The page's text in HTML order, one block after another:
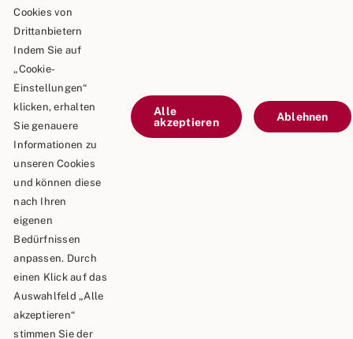
73469 Riesbürg
Telefon: 0 90 81 / 75 73
Telefax: 0 90 81 / 75 52
E-Mail: info@schaeble-team.de
Kontaktieren Sie uns
Impressum
Datenschutz
Copyright © 2026 | Schäble TEAM GmbH & Co.KG
Cookies von
Drittanbietern
Indem Sie auf
„Cookie-
Einstellungen“
klicken, erhalten
Sie genauere
Informationen zu
unseren Cookies
und können diese
nach Ihren
eigenen
Bedürfnissen
anpassen. Durch
einen Klick auf das
Auswahlfeld „Alle
akzeptieren“
stimmen Sie der
Alle
akzeptieren
Ablehnen